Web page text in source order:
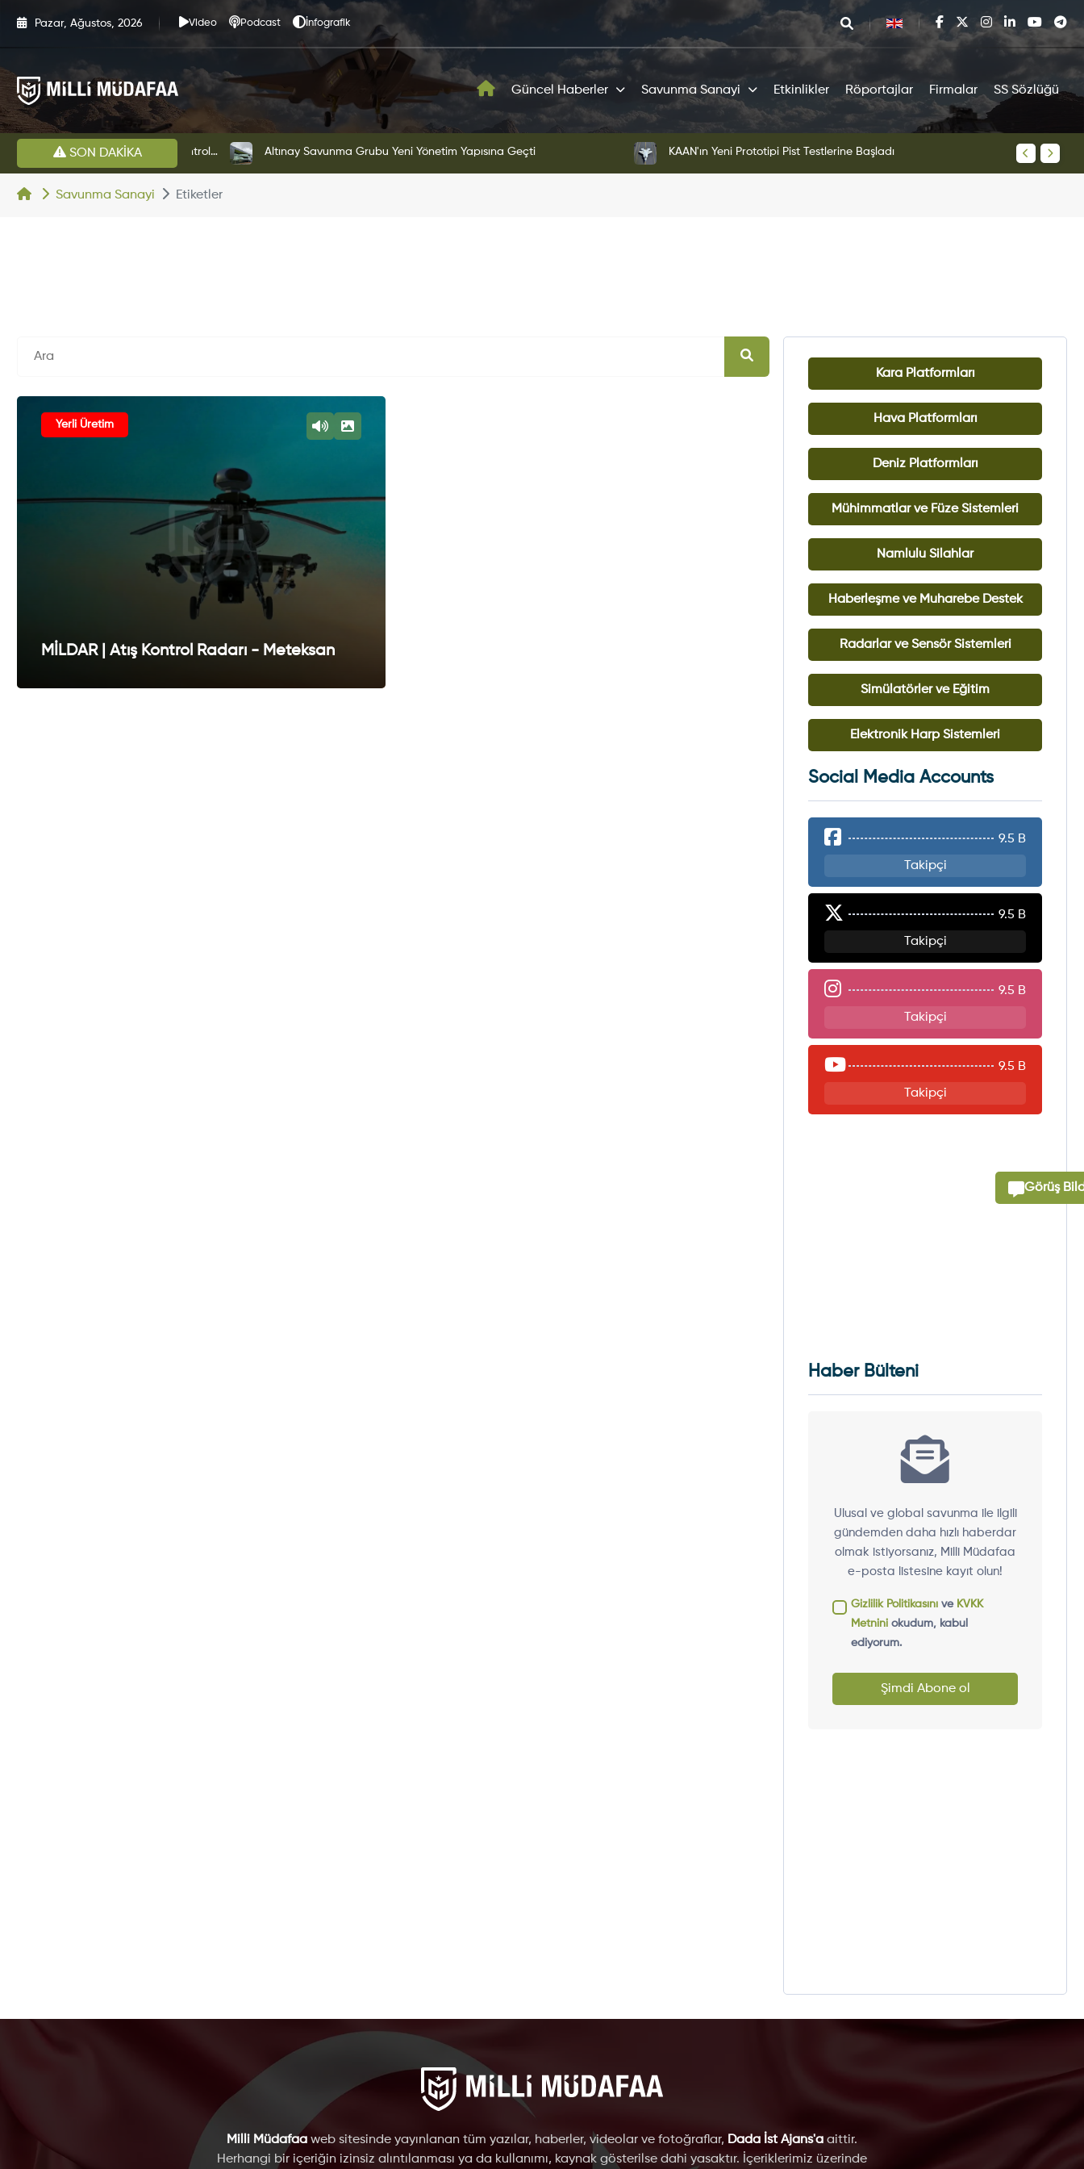
Pazar, Ağustos, 2026 Video Podcast İnfografik
Güncel Haberler Savunma Sanayi Etkinlikler Röportajlar Firmalar SS Sözlüğü
SON DAKİKA Altınay Savunma Grubu Yeni Yönetim Yapısına Geçti KAAN'ın Yeni Prototipi Pist Testlerine Başladı KAAN
Savunma Sanayi Etiketler
Yerli Üretim
MİLDAR | Atış Kontrol Radarı - Meteksan
Kara Platformları
Hava Platformları
Deniz Platformları
Mühimmatlar ve Füze Sistemleri
Namlulu Silahlar
Haberleşme ve Muharebe Destek
Radarlar ve Sensör Sistemleri
Simülatörler ve Eğitim
Elektronik Harp Sistemleri
Social Media Accounts
9.5 B
Takipçi
9.5 B
Takipçi
9.5 B
Takipçi
9.5 B
Takipçi
Haber Bülteni
Ulusal ve global savunma ile ilgili
gündemden daha hızlı haberdar
olmak istiyorsanız, Milli Müdafaa
e-posta listesine kayıt olun!
Gizlilik Politikasını ve KVKK
Metnini okudum, kabul
ediyorum.
Şimdi Abone ol
Görüş
Milli Müdafaa web sitesinde yayınlanan tüm yazılar, haberler, videolar ve fotoğraflar, Dada İst Ajans'a aittir.
Herhangi bir içeriğin izinsiz alıntılanması ya da kullanımı, kaynak gösterilse dahi yasaktır. İçeriklerimiz üzerinde